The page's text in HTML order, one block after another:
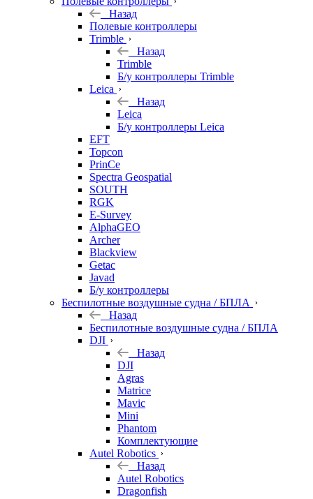
Назад
Полевые контроллеры
Trimble
Назад
Trimble
Б/у контроллеры Trimble
Leica
Назад
Leica
Б/у контроллеры Leica
EFT
Topcon
PrinCe
Spectra Geospatial
SOUTH
RGK
E-Survey
AlphaGEO
Archer
Blackview
Getac
Javad
Б/у контроллеры
Беспилотные воздушные судна / БПЛА
Назад
Беспилотные воздушные судна / БПЛА
DJI
Назад
DJI
Agras
Matrice
Mavic
Mini
Phantom
Комплектующие
Autel Robotics
Назад
Autel Robotics
Dragonfish